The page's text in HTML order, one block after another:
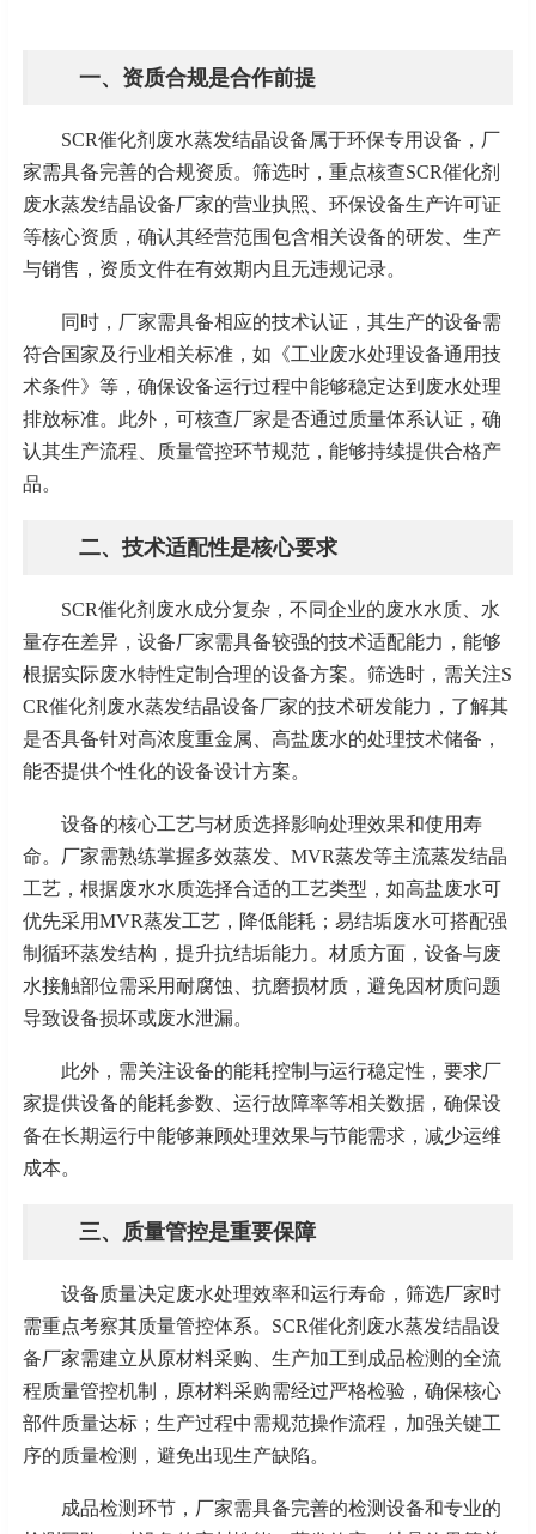
一、资质合规是合作前提
SCR催化剂废水蒸发结晶设备属于环保专用设备，厂
家需具备完善的合规资质。筛选时，重点核查SCR催化剂
废水蒸发结晶设备厂家的营业执照、环保设备生产许可证
等核心资质，确认其经营范围包含相关设备的研发、生产
与销售，资质文件在有效期内且无违规记录。
同时，厂家需具备相应的技术认证，其生产的设备需
符合国家及行业相关标准，如《工业废水处理设备通用技
术条件》等，确保设备运行过程中能够稳定达到废水处理
排放标准。此外，可核查厂家是否通过质量体系认证，确
认其生产流程、质量管控环节规范，能够持续提供合格产
品。
二、技术适配性是核心要求
SCR催化剂废水成分复杂，不同企业的废水水质、水
量存在差异，设备厂家需具备较强的技术适配能力，能够
根据实际废水特性定制合理的设备方案。筛选时，需关注S
CR催化剂废水蒸发结晶设备厂家的技术研发能力，了解其
是否具备针对高浓度重金属、高盐废水的处理技术储备，
能否提供个性化的设备设计方案。
设备的核心工艺与材质选择影响处理效果和使用寿
命。厂家需熟练掌握多效蒸发、 MVR蒸发等主流蒸发结晶
工艺，根据废水水质选择合适的工艺类型，如高盐废水可
优先采用MVR蒸发工艺，降低能耗；易结垢废水可搭配强
制循环蒸发结构，提升抗结垢能力。材质方面，设备与废
水接触部位需采用耐腐蚀、抗磨损材质，避免因材质问题
导致设备损坏或废水泄漏。
此外，需关注设备的能耗控制与运行稳定性，要求厂
家提供设备的能耗参数、运行故障率等相关数据，确保设
备在长期运行中能够兼顾处理效果与节能需求，减少运维
成本。
三、质量管控是重要保障
设备质量决定废水处理效率和运行寿命，筛选厂家时
需重点考察其质量管控体系。 SCR催化剂废水蒸发结晶设
备厂家需建立从原材料采购、生产加工到成品检测的全流
程质量管控机制，原材料采购需经过严格检验，确保核心
部件质量达标；生产过程中需规范操作流程，加强关键工
序的质量检测，避免出现生产缺陷。
成品检测环节，厂家需具备完善的检测设备和专业的